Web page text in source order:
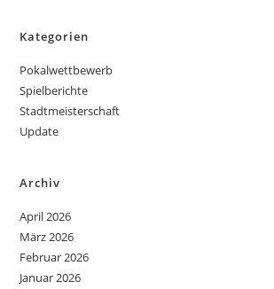
Kategorien
Pokalwettbewerb
Spielberichte
Stadtmeisterschaft
Update
Archiv
April 2026
März 2026
Februar 2026
Januar 2026